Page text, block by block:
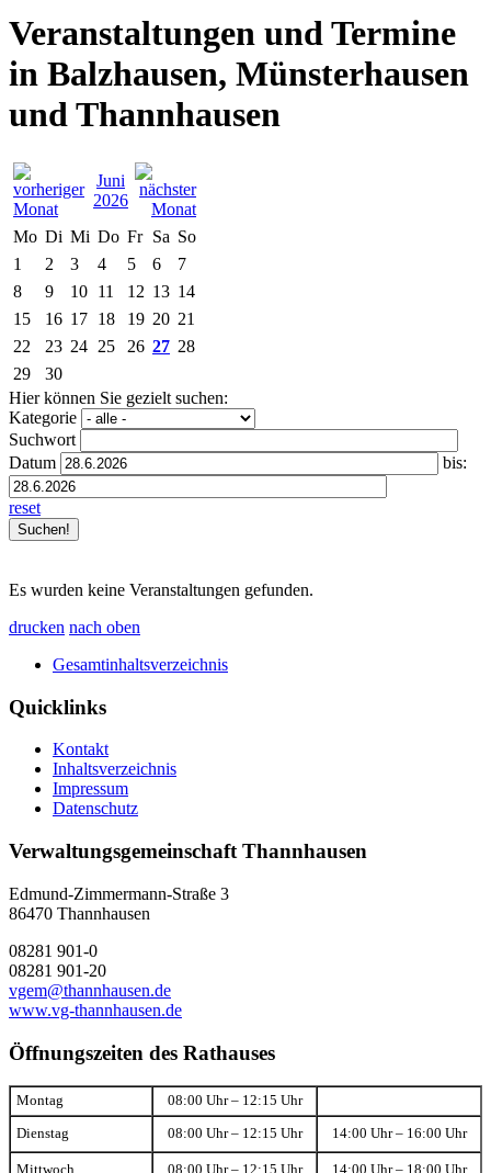
Veranstaltungen und Termine
in Balzhausen, Münsterhausen
und Thannhausen
Juni
2026
Mo Di Mi Do Fr Sa So
1
2 3 4 5 6
7
8
9 10 11 12 13 14
15
16 17 18 19 20 21
22
23 24 25 26 27 28
29
30
Hier können Sie gezielt suchen:
Kategorie
Suchwort
Datum
bis:
reset
Es wurden keine Veranstaltungen gefunden.
drucken nach oben
Gesamtinhaltsverzeichnis
Quicklinks
Kontakt
Inhaltsverzeichnis
Impressum
Datenschutz
Verwaltungsgemeinschaft Thannhausen
Edmund-Zimmermann-Straße 3
86470 Thannhausen
08281 901-0
08281 901-20
vgem@thannhausen.de
www.vg-thannhausen.de
Öffnungszeiten des Rathauses
Montag 08:00 Uhr – 12:15 Uhr
Dienstag 08:00 Uhr – 12:15 Uhr 14:00 Uhr – 16:00 Uhr